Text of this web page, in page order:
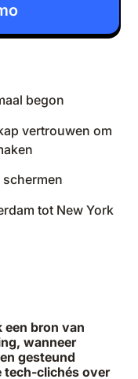
begon
vertrouwen om
schermen
tot New York
een bron van
wanneer
gesteund
tech-clichés over